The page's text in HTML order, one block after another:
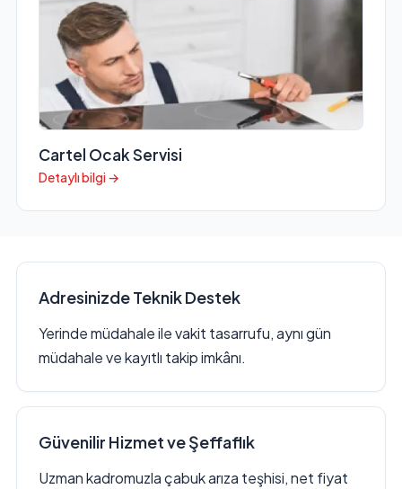
Cartel Ocak Servisi
Detaylı bilgi →
Adresinizde Teknik Destek
Yerinde müdahale ile vakit tasarrufu, aynı gün
müdahale ve kayıtlı takip imkânı.
Güvenilir Hizmet ve Şeffaflık
Uzman kadromuzla çabuk arıza teşhisi, net fiyat